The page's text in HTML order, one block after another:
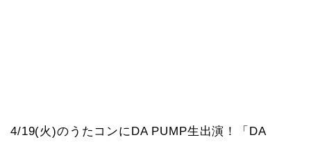
4/19(火)のうたコンにDA PUMP生出演！「DA